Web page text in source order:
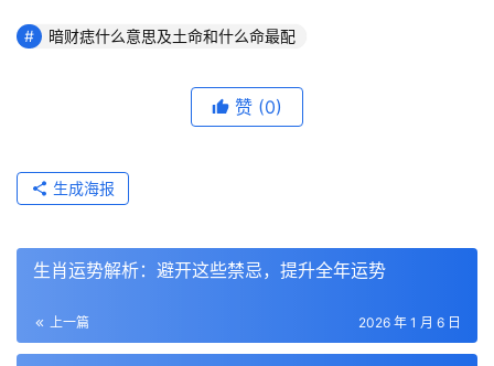
暗财痣什么意思及土命和什么命最配
赞 (0)
生成海报
生肖运势解析：避开这些禁忌，提升全年运势
上一篇 2026 年 1 月 6 日